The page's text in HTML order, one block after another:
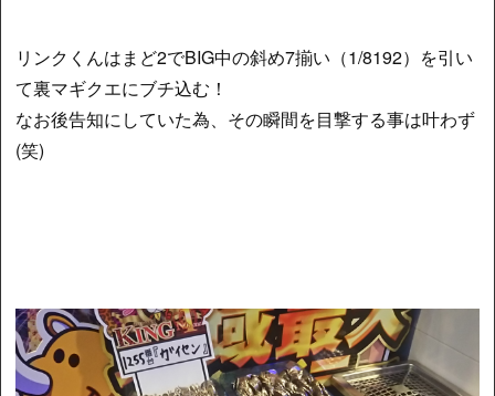
リンクくんはまど2でBIG中の斜め7揃い（1/8192）を引い
て裏マギクエにブチ込む！
なお後告知にしていた為、その瞬間を目撃する事は叶わず
(笑)